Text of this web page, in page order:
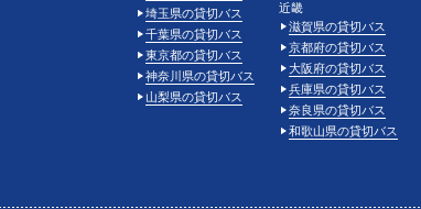
埼玉県の貸切バス
千葉県の貸切バス
東京都の貸切バス
神奈川県の貸切バス
山梨県の貸切バス
近畿
滋賀県の貸切バス
京都府の貸切バス
大阪府の貸切バス
兵庫県の貸切バス
奈良県の貸切バス
和歌山県の貸切バス